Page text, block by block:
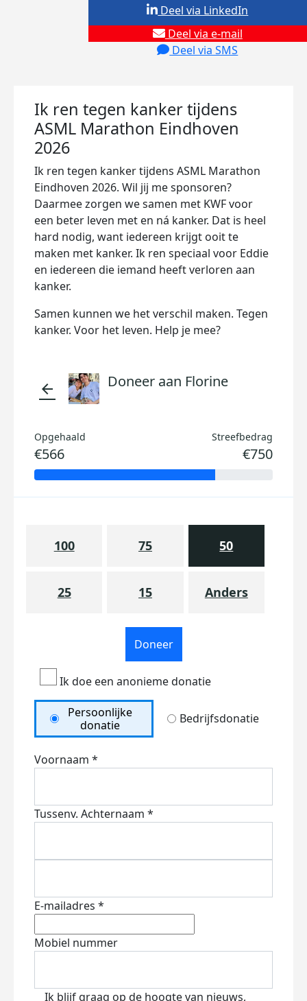
Deel via e-mail
Deel via SMS
Deel via LinkedIn
Ik ren tegen kanker tijdens
ASML Marathon Eindhoven
2026
Ik ren tegen kanker tijdens ASML Marathon
Eindhoven 2026. Wil jij me sponsoren?
Daarmee zorgen we samen met KWF voor
een beter leven met en ná kanker. Dat is heel
hard nodig, want iedereen krijgt ooit te
maken met kanker. Ik ren speciaal voor Eddie
en iedereen die iemand heeft verloren aan
kanker.
Samen kunnen we het verschil maken. Tegen
kanker. Voor het leven. Help je mee?
arrow_back Doneer aan Florine
Opgehaald
€566
Streefbedrag
€750
100 75 50
25 15 Anders
Doneer
Ik doe een anonieme donatie
Persoonlijke
donatie
Bedrijfsdonatie
Voornaam *
Tussenv. Achternaam *
E-mailadres *
Mobiel nummer
Ik blijf graag op de hoogte van nieuws,